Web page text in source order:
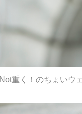
Not重く！のちょいウ